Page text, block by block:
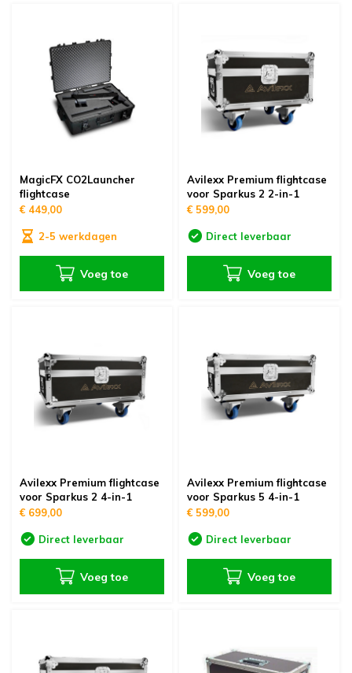
MagicFX CO2Launcher
flightcase
€ 449,00
2-5 werkdagen
Voeg toe
Avilexx Premium flightcase
voor Sparkus 2 2-in-1
€ 599,00
Direct leverbaar
Voeg toe
Avilexx Premium flightcase
voor Sparkus 2 4-in-1
€ 699,00
Direct leverbaar
Voeg toe
Avilexx Premium flightcase
voor Sparkus 5 4-in-1
€ 599,00
Direct leverbaar
Voeg toe